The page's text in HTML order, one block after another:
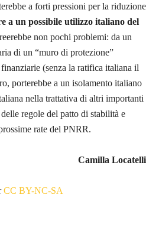
a forti pressioni per la riduzione
a un possibile utilizzo italiano del
non pochi problemi: da un
di un “muro di protezione”
(senza la ratifica italiana il
porterebbe a un isolamento italiano
nella trattativa di altri importanti
regole del patto di stabilità e
rate del PNRR.
Camilla Locatelli
CC BY-NC-SA